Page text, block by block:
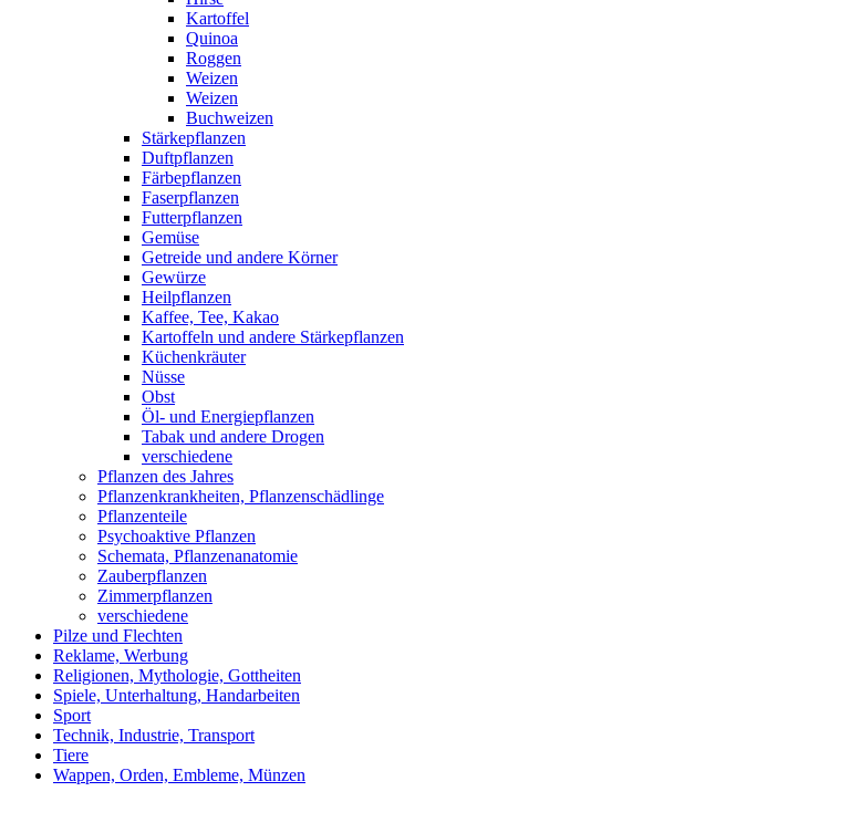
Kartoffel
Quinoa
Roggen
Weizen
Weizen
Buchweizen
Stärkepflanzen
Duftpflanzen
Färbepflanzen
Faserpflanzen
Futterpflanzen
Gemüse
Getreide und andere Körner
Gewürze
Heilpflanzen
Kaffee, Tee, Kakao
Kartoffeln und andere Stärkepflanzen
Küchenkräuter
Nüsse
Obst
Öl- und Energiepflanzen
Tabak und andere Drogen
verschiedene
Pflanzen des Jahres
Pflanzenkrankheiten, Pflanzenschädlinge
Pflanzenteile
Psychoaktive Pflanzen
Schemata, Pflanzenanatomie
Zauberpflanzen
Zimmerpflanzen
verschiedene
Pilze und Flechten
Reklame, Werbung
Religionen, Mythologie, Gottheiten
Spiele, Unterhaltung, Handarbeiten
Sport
Technik, Industrie, Transport
Tiere
Wappen, Orden, Embleme, Münzen